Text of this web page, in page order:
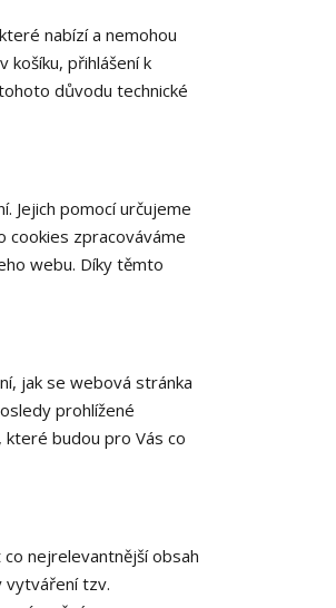
nabízí a nemohou
košíku, přihlášení k
důvodu technické
Jejich pomocí určujeme
cookies zpracováváme
webu. Díky těmto
jak se webová stránka
prohlížené
budou pro Vás co
nejrelevantnější obsah
vytváření tzv.